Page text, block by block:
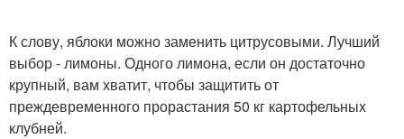
К слову, яблоки можно заменить цитрусовыми. Лучший
выбор - лимоны. Одного лимона, если он достаточно
крупный, вам хватит, чтобы защитить от
преждевременного прорастания 50 кг картофельных
клубней.